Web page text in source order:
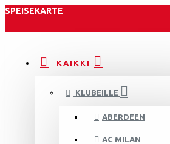
SPEISEKARTE
KAIKKI
KLUBEILLE
ABERDEEN
AC MILAN